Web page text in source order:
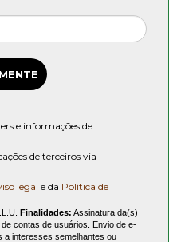
e informações de
de terceiros via
legal e da Política de
Finalidades: Assinatura da(s)
contas de usuários. Envio de e-
a interesses semelhantes ou